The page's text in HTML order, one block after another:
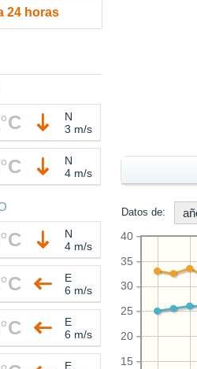
Datos de:
15
20
25
30
35
40
24 horas
°C
N
3 m/s
°C
N
4 m/s
°C
N
4 m/s
°C
E
6 m/s
°C
E
6 m/s
E